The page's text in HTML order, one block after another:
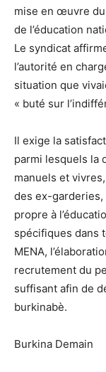
mise en œuvre
de l’éducation
Le syndicat
l’autorité en
situation que
« buté sur
Il exige la
parmi lesquels la
manuels et
des ex-garderies,
propre à
spécifiques dans
MENA,
recrutement du
suffisant afin de
burkinabè.
Burkina Demain